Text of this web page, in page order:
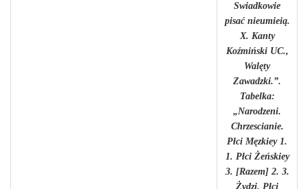
Swiadkowie
pisać nieumieią.
X. Kanty
Koźmiński UC.,
Walęty
Zawadzki.”.
Tabelka:
„Narodzeni.
Chrzescianie.
Płci Męzkiey 1.
1. Płci Żeńskiey
3. [Razem] 2. 3.
Żydzi. Płci